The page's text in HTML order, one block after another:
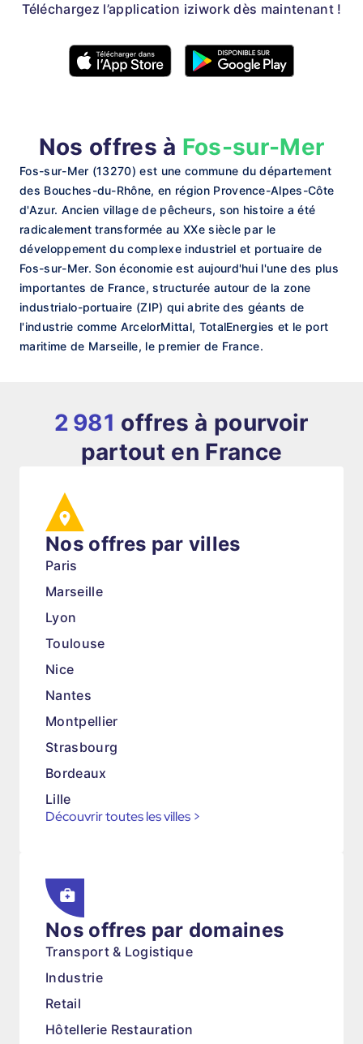
Téléchargez l’application iziwork dès maintenant !
Nos offres à Fos-sur-Mer
Fos-sur-Mer (13270) est une commune du département
des Bouches-du-Rhône, en région Provence-Alpes-Côte
d'Azur. Ancien village de pêcheurs, son histoire a été
radicalement transformée au XXe siècle par le
développement du complexe industriel et portuaire de
Fos-sur-Mer. Son économie est aujourd'hui l'une des plus
importantes de France, structurée autour de la zone
industrialo-portuaire (ZIP) qui abrite des géants de
l'industrie comme ArcelorMittal, TotalEnergies et le port
maritime de Marseille, le premier de France.
2 981 offres à pourvoir
partout en France
Nos offres par villes
Paris
Marseille
Lyon
Toulouse
Nice
Nantes
Montpellier
Strasbourg
Bordeaux
Lille
Découvrir toutes les villes >
Nos offres par domaines
Transport & Logistique
Industrie
Retail
Hôtellerie Restauration